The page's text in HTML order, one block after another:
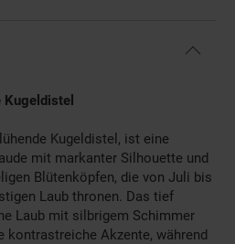
Kugeldistel, ist eine
mit markanter Silhouette und
Blütenköpfen, die von Juli bis
Laub thronen. Das tief
Laub mit silbrigem Schimmer
kontrastreiche Akzente, während